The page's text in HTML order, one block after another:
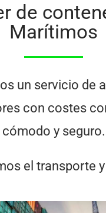
de
Marítimos
un servicio de
con costes
cómodo y seguro.
el transporte